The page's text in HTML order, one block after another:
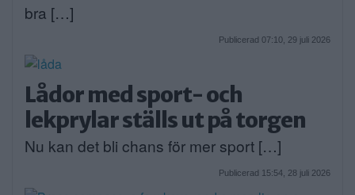
bra […]
Publicerad 07:10, 29 juli 2026
Lådor med sport- och
lekprylar ställs ut på torgen
Nu kan det bli chans för mer sport […]
Publicerad 15:54, 28 juli 2026